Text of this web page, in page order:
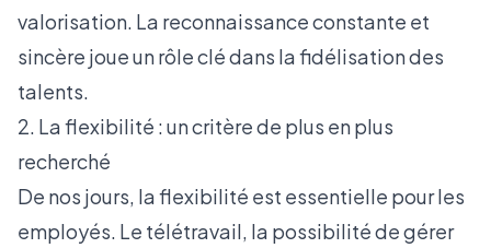
valorisation. La reconnaissance constante et
sincère joue un rôle clé dans la fidélisation des
talents.
2. La flexibilité : un critère de plus en plus
recherché
De nos jours, la flexibilité est essentielle pour les
employés. Le télétravail, la possibilité de gérer